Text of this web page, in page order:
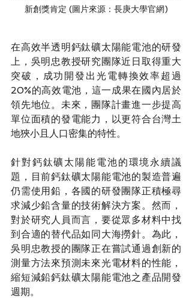
新創獎肯定 (圖片來源：長庚大學官網)
在高效半透明鈣鈦礦太陽能電池的研發
上，吳明忠教授研究團隊近日取得重大
突破，成功開發出光電轉換效率超過
20%的高效電池，這一成果在國內居於
領先地位。未來，團隊計畫進一步提高
單位面積的發電能力，以更符合台灣土
地狹小且人口密集的特性。
針對鈣鈦礦太陽能電池的環境永續議
題，目前鈣鈦礦太陽能電池的製造普遍
仍需使用鉛，各國的研發團隊正積極尋
求減少鉛含量的技術解決方案。然而，
對於研究人員而言，要從眾多材料中找
到合適的替代品如同大海撈針。為此，
吳明忠教授的團隊正在嘗試通過創新的
測量方法來預測未來光電材料的性能，
縮短減鉛鈣鈦礦太陽能電池之產品開發
週期。